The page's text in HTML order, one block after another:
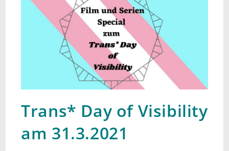
Trans* Day of Visibility
am 31.3.2021